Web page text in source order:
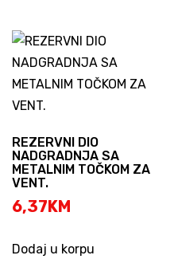
REZERVNI DIO
NADGRADNJA SA
METALNIM TOČKOM ZA
VENT.
6,37KM
Dodaj u korpu